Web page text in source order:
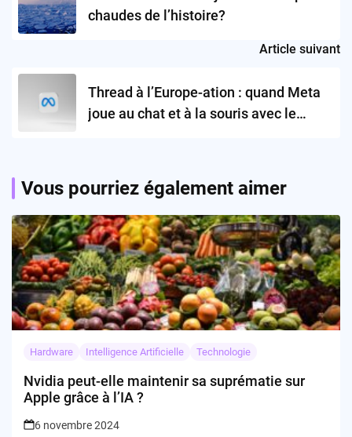
chaudes de l’histoire?
Article suivant
Thread à l’Europe-ation : quand Meta
joue au chat et à la souris avec le
Vous pourriez également aimer
Hardware Intelligence Artificielle Technologie
Nvidia peut-elle maintenir sa suprématie sur
Apple grâce à l’IA ?
6 novembre 2024